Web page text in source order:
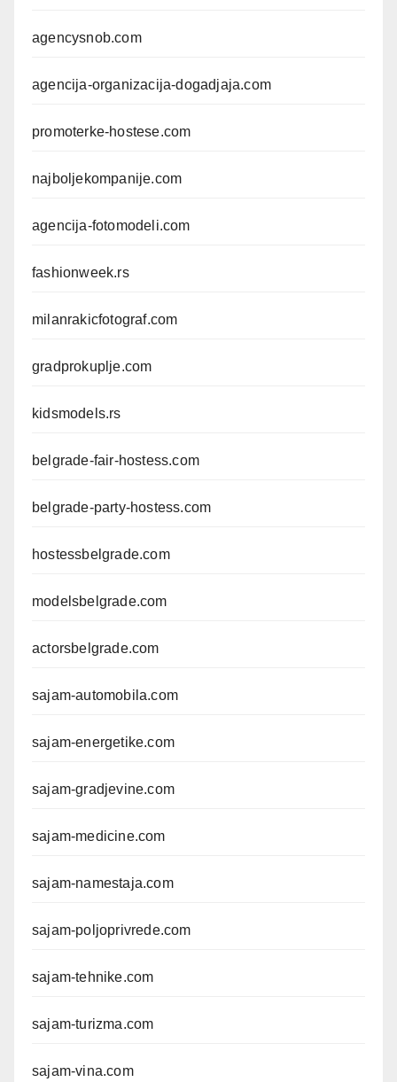
agencysnob.com
agencija-organizacija-dogadjaja.com
promoterke-hostese.com
najboljekompanije.com
agencija-fotomodeli.com
fashionweek.rs
milanrakicfotograf.com
gradprokuplje.com
kidsmodels.rs
belgrade-fair-hostess.com
belgrade-party-hostess.com
hostessbelgrade.com
modelsbelgrade.com
actorsbelgrade.com
sajam-automobila.com
sajam-energetike.com
sajam-gradjevine.com
sajam-medicine.com
sajam-namestaja.com
sajam-poljoprivrede.com
sajam-tehnike.com
sajam-turizma.com
sajam-vina.com